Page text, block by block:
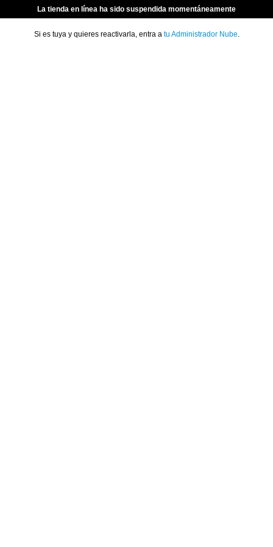
La tienda en línea ha sido suspendida momentáneamente
Si es tuya y quieres reactivarla, entra a tu Administrador Nube.